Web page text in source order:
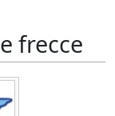
frecce